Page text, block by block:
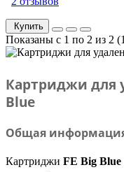
Купить
Показаны с 1 по 2 из 2
Картриджи для
Blue
Общая
Картриджи FE Big Blue